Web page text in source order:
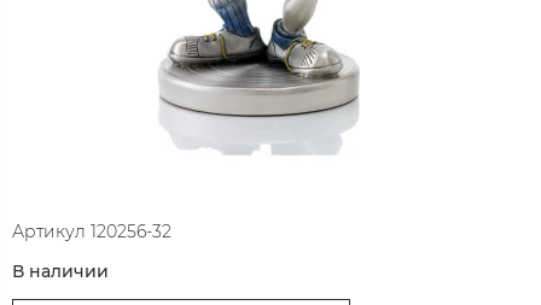
Артикул 120256-32
В наличии